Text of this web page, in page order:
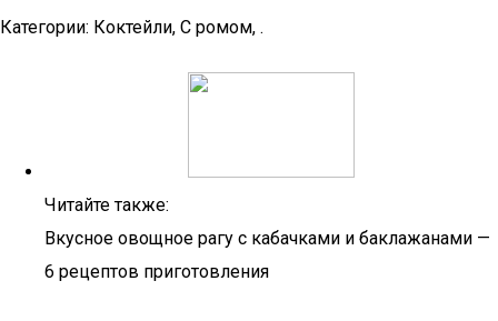
Категории: Коктейли, С ромом, .
Читайте также:
Вкусное овощное рагу с кабачками и баклажанами —
6 рецептов приготовления